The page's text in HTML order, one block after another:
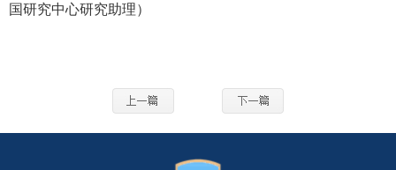
国研究中心研究助理）